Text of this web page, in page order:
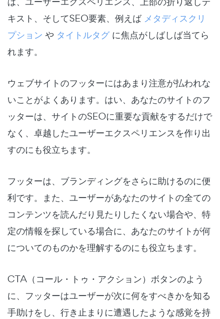
キスト、そしてSEO要素、例えば メタディスクリ
プション や タイトルタグ に焦点がしばしば当てら
れます。
ウェブサイトのフッターにはあまり注意が払われな
いことがよくあります。はい、あなたのサイトのフ
ッターは、サイトのSEOに重要な貢献をするだけで
なく、卓越したユーザーエクスペリエンスを作り出
すのにも役立ちます。
フッターは、ブランディングをさらに助けるのに便
利です。また、ユーザーがあなたのサイトの全ての
コンテンツを読んだり見たりしたくない場合や、特
定の情報を探している場合に、あなたのサイトが何
についてのものかを理解するのにも役立ちます。
CTA（コール・トゥ・アクション）ボタンのよう
に、フッターはユーザーが次に何をすべきかを知る
手助けをし、行き止まりに遭遇したような感覚を持